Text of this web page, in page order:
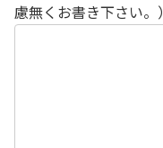
慮無くお書き下さい。）